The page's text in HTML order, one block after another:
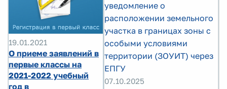
19.01.2021
О приеме заявлений в
первые классы на
2021-2022 учебный
год в
уведомление о
расположении земельного
участка в границах зоны с
особыми условиями
территории (ЗОУИТ) через
ЕПГУ
07.10.2025